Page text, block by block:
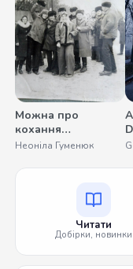
Можна про
кохання
помовчати
Неоніла Гуменюк
Читати
Добірки, новинки